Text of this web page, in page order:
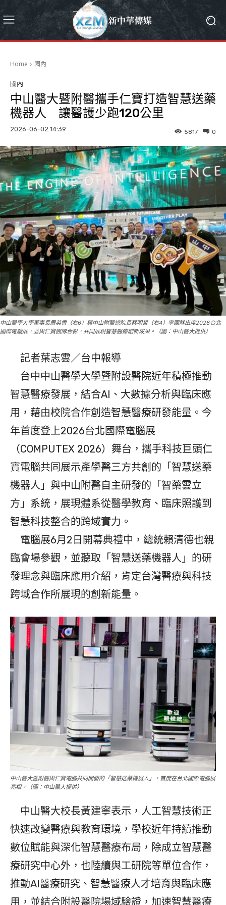
Home 國內
國內
中山醫大暨附醫攜手仁寶打造智慧送藥
機器人 讓醫護少跑120公里
2026-06-02 14:39 0
5817
中山醫學大學董事長周英香（右6）與中山附醫總院長蔡明哲（右4）率團隊出席2026台北
國際電腦展，並與仁寶團隊合影，共同展現智慧醫療創新成果。（圖：中山醫大提供）
記者葉志雲／台中報導
台中中山醫學大學暨附設醫院近年積極推動
智慧醫療發展，結合AI、大數據分析與臨床應
用，藉由校院合作創造智慧醫療研發能量。今
年首度登上2026台北國際電腦展
（COMPUTEX 2026）舞台，攜手科技巨頭仁
寶電腦共同展示產學醫三方共創的「智慧送藥
機器人」與中山附醫自主研發的「智藥雲立
方」系統，展現體系從醫學教育、臨床照護到
智慧科技整合的跨域實力。
電腦展6月2日開幕典禮中，總統賴清德也親
臨會場參觀，並聽取「智慧送藥機器人」的研
發理念與臨床應用介紹，肯定台灣醫療與科技
跨域合作所展現的創新能量。
中山醫大暨附醫與仁寶電腦共同開發的「智慧送藥機器人」，首度在台北國際電腦展
亮相。（圖：中山醫大提供）
中山醫大校長黃建寧表示，人工智慧技術正
快速改變醫療與教育環境，學校近年持續推動
數位賦能與深化智慧醫療布局，除成立智慧醫
療研究中心外，也陸續與工研院等單位合作，
推動AI醫療研究、智慧醫療人才培育與臨床應
用，並結合附設醫院場域驗證，加速智慧醫療